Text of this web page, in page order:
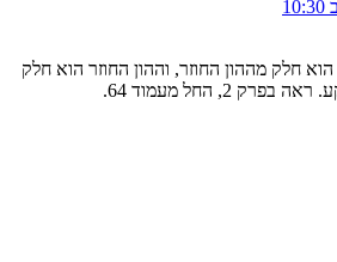
חלק מההון החוזר, וההון החוזר הוא חלק
2, החל מעמוד 64.